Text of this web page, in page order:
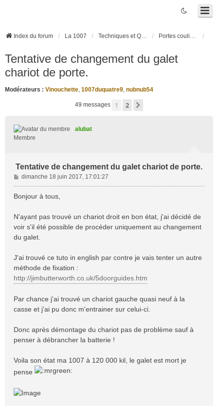
Index du forum La 1007 Techniques et Questions Portes coulissantes électriques
Tentative de changement du galet
chariot de porte.
Modérateurs : Vinouchette, 1007duquatre9, nubnub54
49 messages 1 2
alubat
Membre
Tentative de changement du galet chariot de porte.
M
e
s
g
e
dimanche 18 juin 2017, 17:01:27
Bonjour à tous,
N'ayant pas trouvé un chariot droit en bon état, j'ai décidé de
voir s'il été possible de procéder uniquement au changement
du galet.
J'ai trouvé ce tuto in english par contre je vais tenter un autre
méthode de fixation :
http://jimbutterworth.co.uk/5doorguides.htm
Par chance j'ai trouvé un chariot gauche quasi neuf à la
casse et j'ai pu donc m'entrainer sur celui-ci.
Donc après démontage du chariot pas de problème sauf à
penser à débrancher la batterie !
Voila son état ma 1007 à 120 000 kil, le galet est mort je
pense